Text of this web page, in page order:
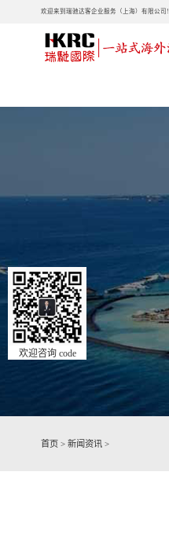
欢迎来到瑞驰达客企业服务（上海）有限公司!
首页 > 新闻资讯 >
欢迎咨询 code